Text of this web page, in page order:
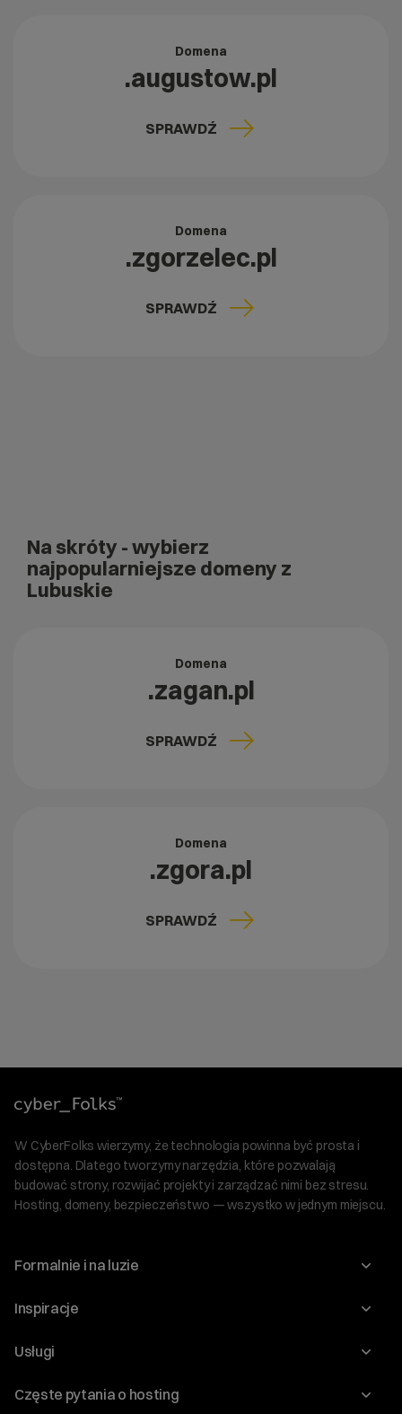
Domena
.augustow.pl
SPRAWDŹ
Domena
.zgorzelec.pl
SPRAWDŹ
Na skróty - wybierz
najpopularniejsze domeny z
Lubuskie
Domena
.zagan.pl
SPRAWDŹ
Domena
.zgora.pl
SPRAWDŹ
W CyberFolks wierzymy, że technologia powinna być prosta i
dostępna. Dlatego tworzymy narzędzia, które pozwalają
budować strony, rozwijać projekty i zarządzać nimi bez stresu.
Hosting, domeny, bezpieczeństwo — wszystko w jednym miejscu.
Formalnie i na luzie
O nas
Program Korzyści dla Inwestorów
Regulaminy i specyfikacje
Inspiracje
Blog
WordPress
Usługi
Domeny
Częste pytania o hosting